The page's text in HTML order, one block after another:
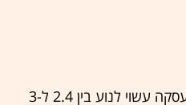
על-פי דיווחים שונים, היקף העסקה עשוי לנוע בין 2.4 ל-3